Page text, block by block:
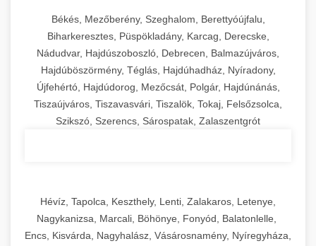
Békés, Mezőberény, Szeghalom, Berettyóújfalu,
Biharkeresztes, Püspökladány, Karcag, Derecske,
Nádudvar, Hajdúszoboszló, Debrecen, Balmazújváros,
Hajdúböszörmény, Téglás, Hajdúhadház, Nyíradony,
Újfehértó, Hajdúdorog, Mezőcsát, Polgár, Hajdúnánás,
Tiszaújváros, Tiszavasvári, Tiszalök, Tokaj, Felsőzsolca,
Szikszó, Szerencs, Sárospatak, Zalaszentgrót
Hévíz, Tapolca, Keszthely, Lenti, Zalakaros, Letenye,
Nagykanizsa, Marcali, Böhönye, Fonyód, Balatonlelle,
Encs, Kisvárda, Nagyhalász, Vásárosnamény, Nyíregyháza,